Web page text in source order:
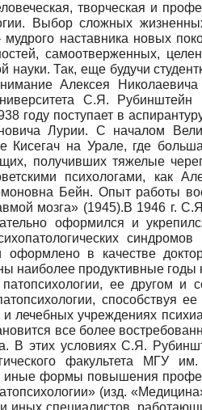
творческая и
Выбор сложных
наставника новых
самоотверженных,
Так, еще будучи
Алексея Николаевича
С.Я.
году поступает в
Лурии. С началом
Кисегач на Урале, где
получивших тяжелые
психологами, как
Бейн. Опыт работы
мозга» (1945).В 1946 г.
оформился и
в качестве
наиболее продуктивные
ее другом и
способствуя
учреждениях
все более
В этих условиях С.Я.
факультета МГУ
иные формы повышения
(изд.